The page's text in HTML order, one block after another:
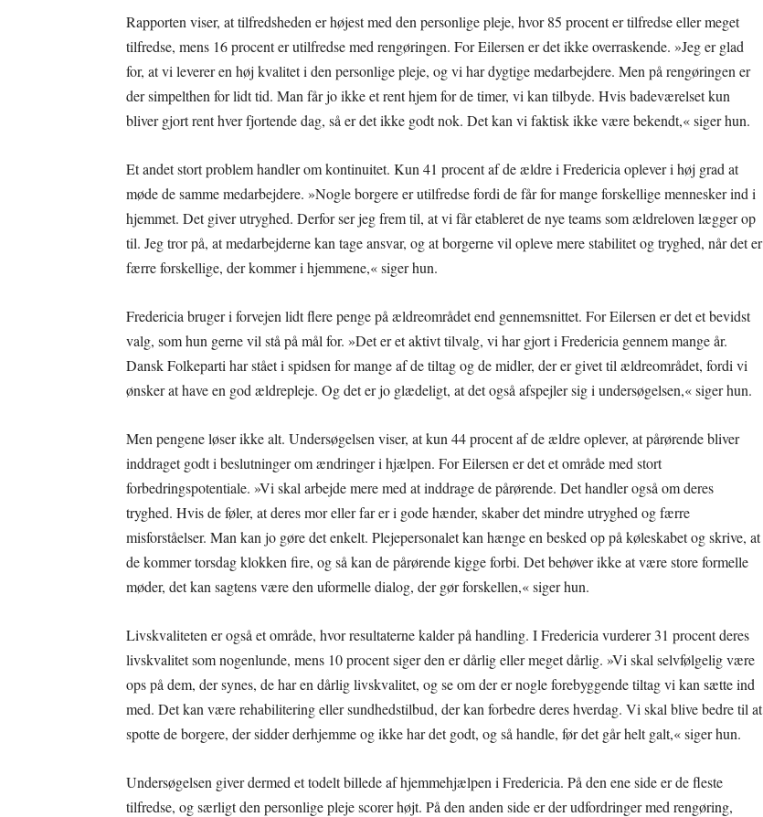
Rapporten viser, at tilfredsheden er højest med den personlige pleje, hvor 85 procent er tilfredse eller meget
tilfredse, mens 16 procent er utilfredse med rengøringen. For Eilersen er det ikke overraskende. »Jeg er glad
for, at vi leverer en høj kvalitet i den personlige pleje, og vi har dygtige medarbejdere. Men på rengøringen er
der simpelthen for lidt tid. Man får jo ikke et rent hjem for de timer, vi kan tilbyde. Hvis badeværelset kun
bliver gjort rent hver fjortende dag, så er det ikke godt nok. Det kan vi faktisk ikke være bekendt,« siger hun.
Et andet stort problem handler om kontinuitet. Kun 41 procent af de ældre i Fredericia oplever i høj grad at
møde de samme medarbejdere. »Nogle borgere er utilfredse fordi de får for mange forskellige mennesker ind i
hjemmet. Det giver utryghed. Derfor ser jeg frem til, at vi får etableret de nye teams som ældreloven lægger op
til. Jeg tror på, at medarbejderne kan tage ansvar, og at borgerne vil opleve mere stabilitet og tryghed, når det er
færre forskellige, der kommer i hjemmene,« siger hun.
Fredericia bruger i forvejen lidt flere penge på ældreområdet end gennemsnittet. For Eilersen er det et bevidst
valg, som hun gerne vil stå på mål for. »Det er et aktivt tilvalg, vi har gjort i Fredericia gennem mange år.
Dansk Folkeparti har stået i spidsen for mange af de tiltag og de midler, der er givet til ældreområdet, fordi vi
ønsker at have en god ældrepleje. Og det er jo glædeligt, at det også afspejler sig i undersøgelsen,« siger hun.
Men pengene løser ikke alt. Undersøgelsen viser, at kun 44 procent af de ældre oplever, at pårørende bliver
inddraget godt i beslutninger om ændringer i hjælpen. For Eilersen er det et område med stort
forbedringspotentiale. »Vi skal arbejde mere med at inddrage de pårørende. Det handler også om deres
tryghed. Hvis de føler, at deres mor eller far er i gode hænder, skaber det mindre utryghed og færre
misforståelser. Man kan jo gøre det enkelt. Plejepersonalet kan hænge en besked op på køleskabet og skrive, at
de kommer torsdag klokken fire, og så kan de pårørende kigge forbi. Det behøver ikke at være store formelle
møder, det kan sagtens være den uformelle dialog, der gør forskellen,« siger hun.
Livskvaliteten er også et område, hvor resultaterne kalder på handling. I Fredericia vurderer 31 procent deres
livskvalitet som nogenlunde, mens 10 procent siger den er dårlig eller meget dårlig. »Vi skal selvfølgelig være
ops på dem, der synes, de har en dårlig livskvalitet, og se om der er nogle forebyggende tiltag vi kan sætte ind
med. Det kan være rehabilitering eller sundhedstilbud, der kan forbedre deres hverdag. Vi skal blive bedre til at
spotte de borgere, der sidder derhjemme og ikke har det godt, og så handle, før det går helt galt,« siger hun.
Undersøgelsen giver dermed et todelt billede af hjemmehjælpen i Fredericia. På den ene side er de fleste
tilfredse, og særligt den personlige pleje scorer højt. På den anden side er der udfordringer med rengøring,